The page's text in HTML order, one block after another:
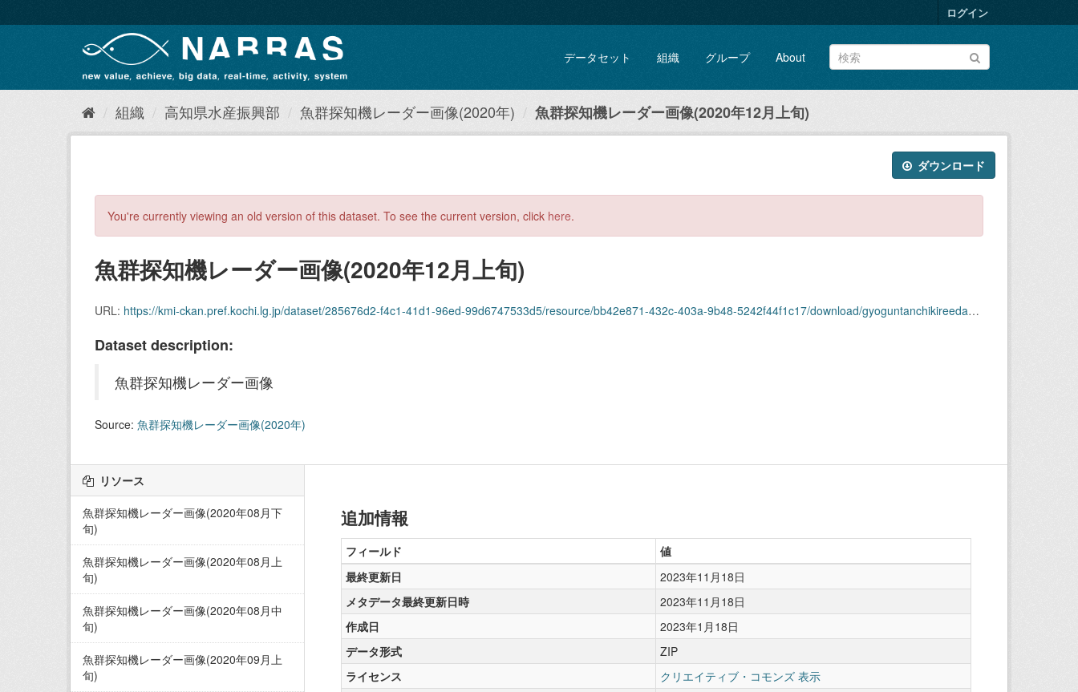
キ
て
ログイン
データセット 組織 グループ About
組織 高知県水産振興部 魚群探知機レーダー画像(2020年) 魚群探知機レーダー画像(2020年12月上旬)
ダウンロード
You're currently viewing an old version of this dataset. To see the current version, click here.
魚群探知機レーダー画像(2020年12月上旬)
URL: https://kmi-ckan.pref.kochi.lg.jp/dataset/285676d2-f4c1-41d1-96ed-99d6747533d5/resource/bb42e871-432c-403a-9b48-5242f44f1c17/download/gyoguntanchikireedaagazou2020nen12-joujun.zip
Dataset description:
魚群探知機レーダー画像
Source: 魚群探知機レーダー画像(2020年)
リソース
魚群探知機レーダー画像(2020年08月下
旬)
魚群探知機レーダー画像(2020年08月上
旬)
魚群探知機レーダー画像(2020年08月中
旬)
魚群探知機レーダー画像(2020年09月上
旬)
追加情報
フィールド
値
最終更新日
2023年11月18日
メタデータ最終更新日時
2023年11月18日
作成日
2023年1月18日
データ形式
ZIP
ライセンス
クリエイティブ・コモンズ 表示